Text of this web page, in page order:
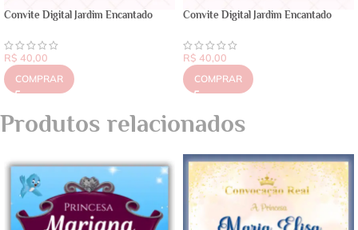
Convite Digital Jardim Encantado
R$ 40,00
COMPRAR
Convite Digital Jardim Encantado
R$ 40,00
COMPRAR
Produtos relacionados